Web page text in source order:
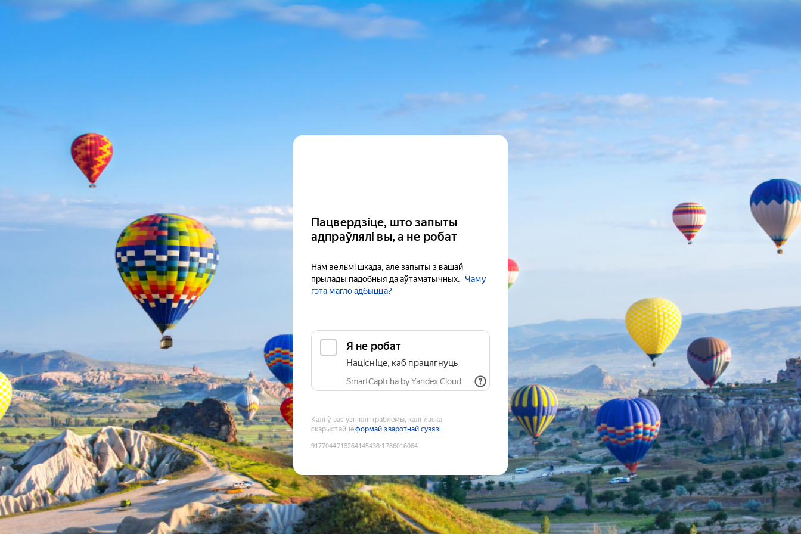
Пацвердзіце, што запыты
адпраўлялі вы, а не робат
Нам вельмі шкада, але запыты з вашай
прылады падобныя да аўтаматычных.
Чаму
гэта магло адбыцца?
Я не робат
Націсніце, каб працягнуць
SmartCaptcha by Yandex Cloud
Калі ў вас узніклі праблемы, калі ласка,
скарыстайцеформай зваротнай сувязі
9177044718264145438:1786016064